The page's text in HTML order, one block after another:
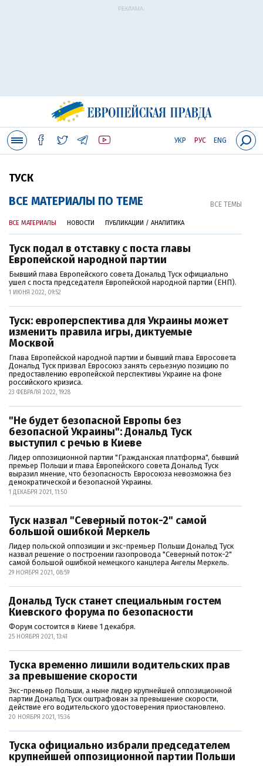
РЕКЛАМА:
УКР РУС ENG
ТУСК
ВСЕ ТЕМЫ
ВСЕ МАТЕРИАЛЫ ПО ТЕМЕ
ВСЕ МАТЕРИАЛЫ НОВОСТИ ПУБЛИКАЦИИ / АНАЛИТИКА
Туск подал в отставку с поста главы
Европейской народной партии
Бывший глава Европейского совета Дональд Туск официально
ушел с поста председателя Европейской народной партии (ЕНП).
1 ИЮНЯ 2022, 09:52
Туск: европерспектива для Украины может
изменить правила игры, диктуемые
Москвой
Глава Европейской народной партии и бывший глава Евросовета
Дональд Туск призвал Евросоюз занять серьезную позицию по
предоставлению европейской перспективы Украине на фоне
российского кризиса.
23 ФЕВРАЛЯ 2022, 19:28
"Не будет безопасной Европы без
безопасной Украины": Дональд Туск
выступил с речью в Киеве
Лидер оппозиционной партии "Гражданская платформа", бывший
премьер Польши и глава Европейского совета Дональд Туск
выразил мнение, что безопасность Евросоюза невозможна без
демократической и безопасной Украины.
1 ДЕКАБРЯ 2021, 11:50
Туск назвал "Северный поток-2" самой
большой ошибкой Меркель
Лидер польской оппозиции и экс-премьер Польши Дональд Туск
назвал решение о построении газопровода "Северный поток-2"
самой большой ошибкой немецкого канцлера Ангелы Меркель.
29 НОЯБРЯ 2021, 08:59
Дональд Туск станет специальным гостем
Киевского форума по безопасности
Форум состоится в Киеве 1 декабря.
25 НОЯБРЯ 2021, 13:41
Туска временно лишили водительских прав
за превышение скорости
Экс-премьер Польши, а ныне лидер крупнейшей оппозиционной
партии Дональд Туск оштрафован за превышение скорости,
действие его водительского удостоверения приостановлено.
20 НОЯБРЯ 2021, 15:36
Туска официально избрали председателем
крупнейшей оппозиционной партии Польши